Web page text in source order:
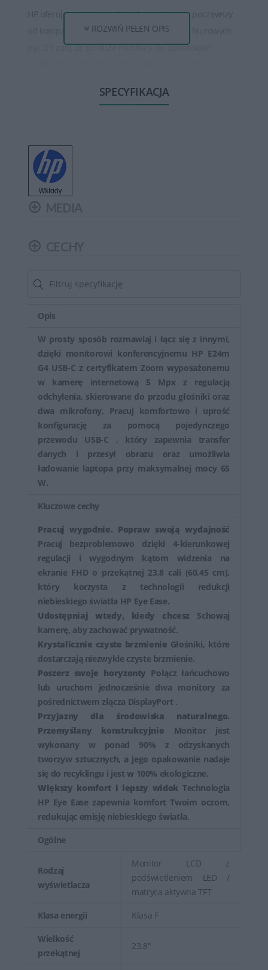
HP oferuje monitory o różnych rozmiarach, począwszy
od kompaktowych ekranów do zastosowań biurowych
(np. 21 cali), aż po duże monitory do zastosowań
obrazu, takich jak standardowy 16:9, panoramiczny 21:9
(1920 x 1080 pikseli), Quad HD (2560 x 1440 pikseli), oraz
4K Ultra HD (3840 x 2160 pikseli), co zapewnia wyraźny
obraz i szczegółowość. Niektóre modele wykorzystują
technologie jak IPS, LED, czy nawet technologię
jakość obrazu, kolorów i szerokie kąty widzenia.
takie jak tryb ochrony oczu (filtrowanie światła
technologie redukcji migotania (Flicker-Free) czy funkcje
ochrony przed świeceniem (Anti-Glare), co zapewnia
komfortową pracę przez dłuższe godziny.
HP oferuje także monitory skierowane do konkretnych
zastosowań, takie jak monitory do grafiki,
projektowania, gamingu czy do zastosowań
profesjonalnych, które mogą mieć specjalne funkcje jak
szeroki zakres kolorów, wysoka częstotliwość
odświeżania czy odpowiedź czasu matrycy.
Monitory HP są cenione zarówno przez użytkowników
domowych, jak i profesjonalnych, ze względu na ich
różnych zastosowań. Oferują one szeroki wybór opcji,
które mogą spełnić oczekiwania zarówno zwykłych
użytkowników, jak i profesjonalistów potrzebujących
wysokiej jakości obrazu do zadań wymagających
precyzji i dokładności.
ROZWIŃ PEŁEN OPIS
SPECYFIKACJA
Opis
W prosty sposób rozmawiaj i łącz się z innymi,
dzięki monitorowi konferencyjnemu HP E24m
G4 USB-C z certyfikatem Zoom wyposażonemu
w kamerę internetową 5 Mpx z regulacją
odchylenia, skierowane do przodu głośniki oraz
dwa mikrofony. Pracuj komfortowo i uprość
konfigurację za pomocą pojedynczego
przewodu USB-C , który zapewnia transfer
danych i przesył obrazu oraz umożliwia
ładowanie laptopa przy maksymalnej mocy 65
W.
Kluczowe cechy
Pracuj wygodnie. Popraw swoją wydajność
Pracuj bezproblemowo dzięki 4-kierunkowej
regulacji i wygodnym kątom widzenia na
ekranie FHD o przekątnej 23,8 cali (60,45 cm),
który korzysta z technologii redukcji
niebieskiego światła HP Eye Ease.
Udostępniaj wtedy, kiedy chcesz Schowaj
kamerę, aby zachować prywatność.
Krystalicznie czyste brzmienie Głośniki, które
dostarczają niezwykle czyste brzmienie.
Poszerz swoje horyzonty Połącz łańcuchowo
lub uruchom jednocześnie dwa monitory za
pośrednictwem złącza DisplayPort .
Przyjazny dla środowiska naturalnego.
Przemyślany konstrukcyjnie Monitor jest
wykonany w ponad 90% z odzyskanych
tworzyw sztucznych, a jego opakowanie nadaje
się do recyklingu i jest w 100% ekologiczne.
Większy komfort i lepszy widok Technologia
HP Eye Ease zapewnia komfort Twoim oczom,
redukując emisję niebieskiego światła.
Ogólne
Rodzaj
wyświetlacza
Monitor LCD z
podświetleniem LED /
matryca aktywna TFT
Klasa energii Klasa F
Wielkość
przekątnej
23.8"